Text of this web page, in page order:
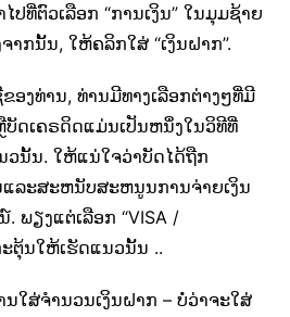
ປທີ່ຕົວເລືອກ “ການເງິນ” ໃນມຸມຊ້າຍ
າກນັ້ນ, ໃຫ້ຄລິກໃສ່ “ເງິນຝາກ”.
ອງທ່ານ, ທ່ານມີທາງເລືອກຕ່າງໆທີ່ມີ
ດເຄຣດິດແມ່ນເປັນຫນຶ່ງໃນວິທີທີ່
ນັ້ນ. ໃຫ້ແນ່ໃຈວ່າບັດໄດ້ຖືກ
ລະສະຫນັບສະຫນູນການຈ່າຍເງິນ
ພຽງແຕ່ເລືອກ “VISA /
ະຕຸ້ນໃຫ້ເຮັດແນວນັ້ນ ..
ນໃສ່ຈໍານວນເງິນຝາກ – ບໍ່ວ່າຈະໃສ່